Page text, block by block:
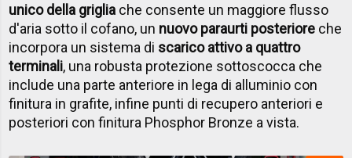
unico della griglia che consente un maggiore flusso
d'aria sotto il cofano, un nuovo paraurti posteriore che
incorpora un sistema di scarico attivo a quattro
terminali, una robusta protezione sottoscocca che
include una parte anteriore in lega di alluminio con
finitura in grafite, infine punti di recupero anteriori e
posteriori con finitura Phosphor Bronze a vista.